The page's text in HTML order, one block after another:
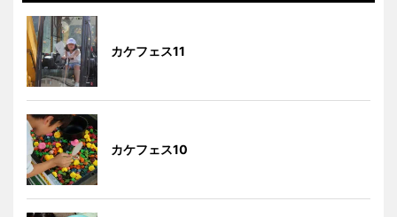
カケフェス11
カケフェス10